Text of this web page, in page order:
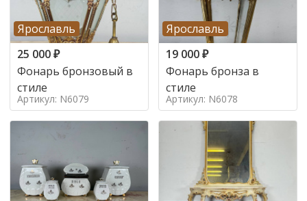
Ярославль
25 000₽
Фонарь бронзовый в
стиле
Артикул: N6079
Ярославль
19 000₽
Фонарь бронза в
стиле
Артикул: N6078